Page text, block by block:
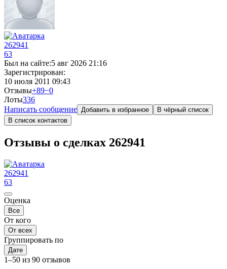
262941
63
Был на сайте:5 авг 2026 21:16
Зарегистрирован:
10 июля 2011 09:43
Отзывы+89−0
Лоты336
Написать сообщение Добавить в избранное
В чёрный список
В список контактов
Отзывы о сделках 262941
262941
63
Оценка
Все
От кого
От всех
Группировать по
Дате
1–50 из 90 отзывов